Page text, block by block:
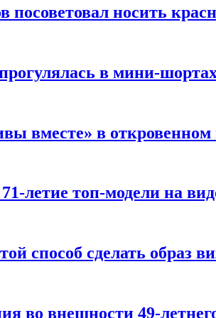
посоветовал носить
в мини-
вместе» в
летие топ-модели на
способ сделать образ
во внешности 49-